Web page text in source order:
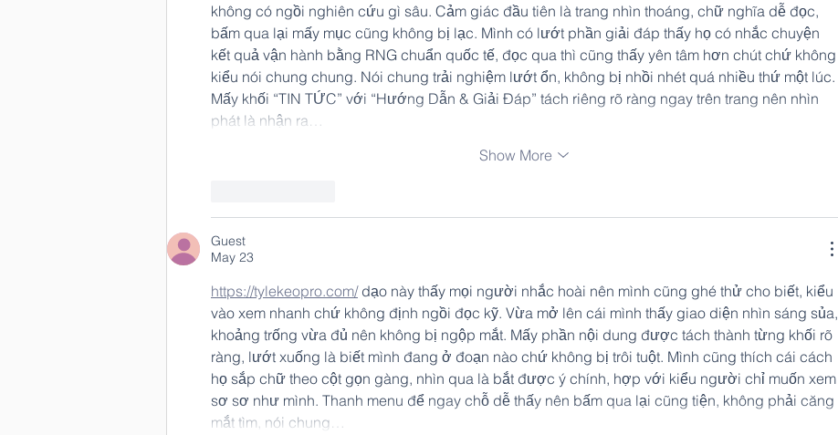
không có ngồi nghiên cứu gì sâu. Cảm giác đầu tiên là trang nhìn thoáng, chữ nghĩa dễ đọc,
bấm qua lại mấy mục cũng không bị lạc. Mình có lướt phần giải đáp thấy họ có nhắc chuyện
kết quả vận hành bằng RNG chuẩn quốc tế, đọc qua thì cũng thấy yên tâm hơn chút chứ không
kiểu nói chung chung. Nói chung trải nghiệm lướt ổn, không bị nhồi nhét quá nhiều thứ một lúc.
Mấy khối “TIN TỨC” với “Hướng Dẫn & Giải Đáp” tách riêng rõ ràng ngay trên trang nên nhìn
phát là nhận ra…
Show More
Guest
May 23
https://tylekeopro.com/ dạo này thấy mọi người nhắc hoài nên mình cũng ghé thử cho biết, kiểu
vào xem nhanh chứ không định ngồi đọc kỹ. Vừa mở lên cái mình thấy giao diện nhìn sáng sủa,
khoảng trống vừa đủ nên không bị ngộp mắt. Mấy phần nội dung được tách thành từng khối rõ
ràng, lướt xuống là biết mình đang ở đoạn nào chứ không bị trôi tuột. Mình cũng thích cái cách
họ sắp chữ theo cột gọn gàng, nhìn qua là bắt được ý chính, hợp với kiểu người chỉ muốn xem
sơ sơ như mình. Thanh menu để ngay chỗ dễ thấy nên bấm qua lại cũng tiện, không phải căng
mắt tìm, nói chung…